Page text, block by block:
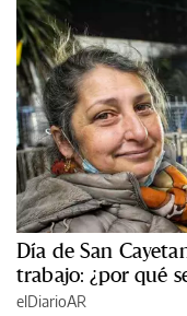
Día de San
trabajo: ¿por qué
elDiarioAR